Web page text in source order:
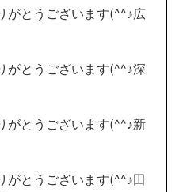
がとうございます(^^♪広
がとうございます(^^♪深
がとうございます(^^♪新
がとうございます(^^♪田